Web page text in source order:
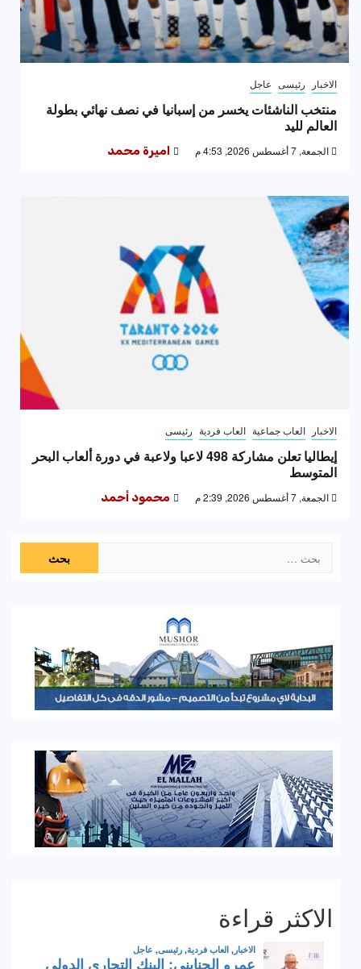
الاخبار رئيسى عاجل
منتخب الناشئات يخسر من إسبانيا في نصف نهائي بطولة
العالم لليد
الجمعة, 7 أغسطس 2026, 4:53 م اميرة محمد
الاخبار العاب جماعية العاب فردية رئيسى
إيطاليا تعلن مشاركة 498 لاعبا ولاعبة في دورة ألعاب البحر
المتوسط
الجمعة, 7 أغسطس 2026, 2:39 م محمود أحمد
عن:
الاكثر قراءة